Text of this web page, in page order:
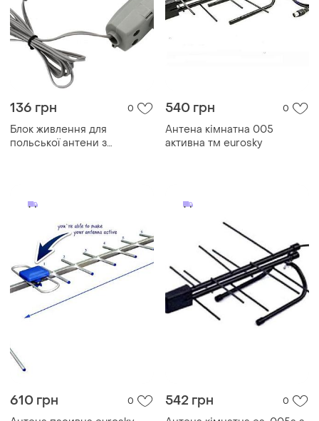
136 грн 0
Блок живлення для
польської антени з
540 грн 0
Антена кімнатна 005
активна тм eurosky
610 грн 0 542 грн 0